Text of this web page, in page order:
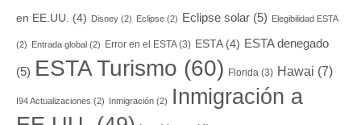
en EE.UU. (4) Disney (2) Eclipse (2) Eclipse solar (5) Elegibilidad ESTA
(2) Entrada global (2) Error en el ESTA(3) ESTA(4) ESTA denegado
(5) ESTA Turismo (60) Florida (3) Hawai (7)
I94 Actualizaciones (2) Inmigración (2)
Inmigración a